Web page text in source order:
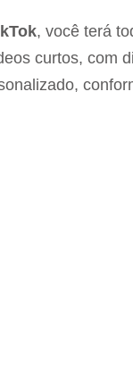
, você terá
curtos, com